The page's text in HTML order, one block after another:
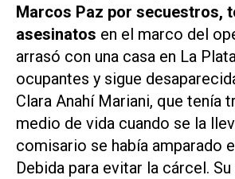
Marcos Paz por secuestros,
asesinatos en el marco del
arrasó con una casa en La
ocupantes y sigue
Clara Anahí Mariani, que tenía
medio de vida cuando se la
comisario se había amparado
Debida para evitar la cárcel.